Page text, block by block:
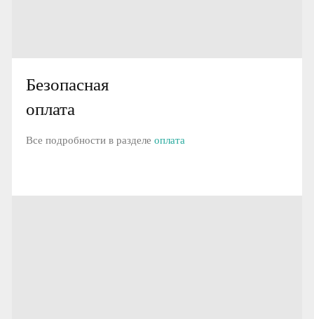
Безопасная
оплата
Все подробности в разделе оплата